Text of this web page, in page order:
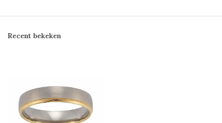
Recent bekeken